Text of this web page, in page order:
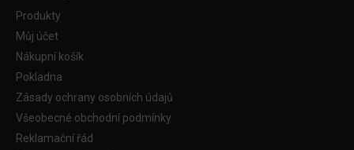
Produkty
Můj účet
Nákupní košík
Pokladna
Zásady ochrany osobních údajů
Všeobecné obchodní podmínky
Reklamační řád